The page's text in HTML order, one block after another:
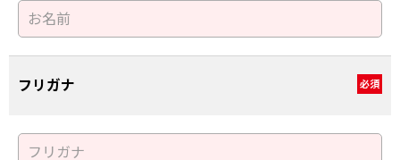
フリガナ 必須